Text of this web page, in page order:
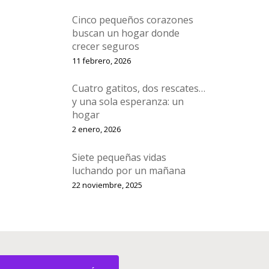
Cinco pequeños corazones
buscan un hogar donde
crecer seguros
11 febrero, 2026
Cuatro gatitos, dos rescates…
y una sola esperanza: un
hogar
2 enero, 2026
Siete pequeñas vidas
luchando por un mañana
22 noviembre, 2025